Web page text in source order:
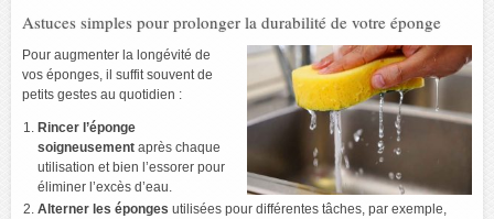
Astuces simples pour prolonger la durabilité de votre éponge
Pour augmenter la longévité de
vos éponges, il suffit souvent de
petits gestes au quotidien :
Rincer l’éponge
soigneusement après chaque
utilisation et bien l’essorer pour
éliminer l’excès d’eau.
Alterner les éponges utilisées pour différentes tâches, par exemple,